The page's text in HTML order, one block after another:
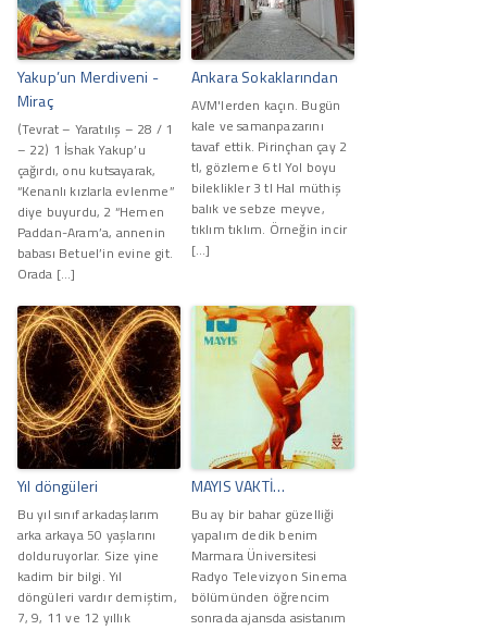
Yakup’un Merdiveni -
Miraç
(Tevrat – Yaratılış – 28 / 1
– 22) 1 İshak Yakup’u
çağırdı, onu kutsayarak,
“Kenanlı kızlarla evlenme”
diye buyurdu, 2 “Hemen
Paddan-Aram’a, annenin
babası Betuel’in evine git.
Orada […]
Ankara Sokaklarından
AVM'lerden kaçın. Bugün
kale ve samanpazarını
tavaf ettik. Pirinçhan çay 2
tl, gözleme 6 tl Yol boyu
bileklikler 3 tl Hal müthiş
balık ve sebze meyve,
tıklım tıklım. Örneğin incir
[…]
Yıl döngüleri
Bu yıl sınıf arkadaşlarım
arka arkaya 50 yaşlarını
dolduruyorlar. Size yine
kadim bir bilgi. Yıl
döngüleri vardır demiştim,
7, 9, 11 ve 12 yıllık
MAYIS VAKTİ…
Bu ay bir bahar güzelliği
yapalım dedik benim
Marmara Üniversitesi
Radyo Televizyon Sinema
bölümünden öğrencim
sonrada ajansda asistanım